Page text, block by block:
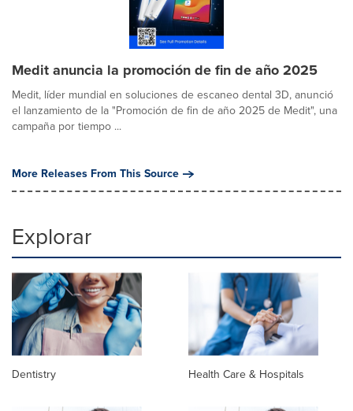
Medit anuncia la promoción de fin de año 2025
Medit, líder mundial en soluciones de escaneo dental 3D, anunció
el lanzamiento de la "Promoción de fin de año 2025 de Medit", una
campaña por tiempo ...
More Releases From This Source
Explorar
Dentistry Health Care & Hospitals